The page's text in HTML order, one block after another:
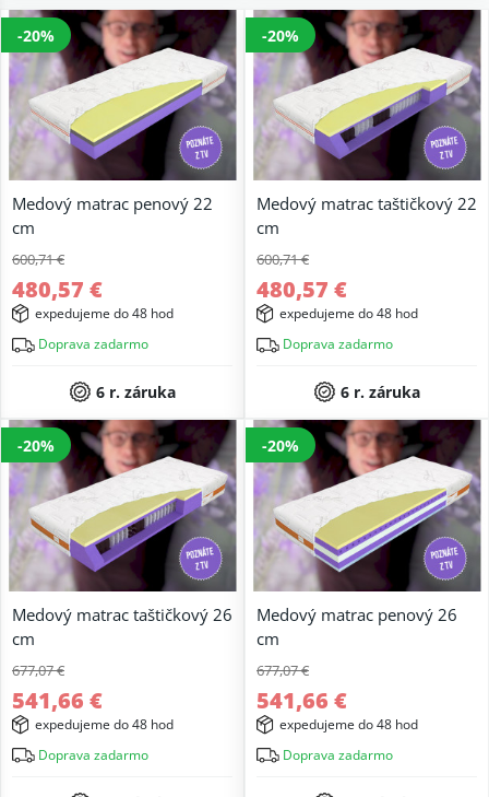
-20%
Medový matrac penový 22
cm
600,71 €
480,57 €
expedujeme do 48 hod
Doprava zadarmo
6 r. záruka
-20%
Medový matrac taštičkový 22
cm
600,71 €
480,57 €
expedujeme do 48 hod
Doprava zadarmo
6 r. záruka
-20%
Medový matrac taštičkový 26
cm
677,07 €
541,66 €
expedujeme do 48 hod
Doprava zadarmo
-20%
Medový matrac penový 26
cm
677,07 €
541,66 €
expedujeme do 48 hod
Doprava zadarmo